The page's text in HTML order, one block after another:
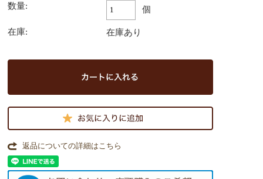
数量: 個
在庫: 在庫あり
返品についての詳細はこちら